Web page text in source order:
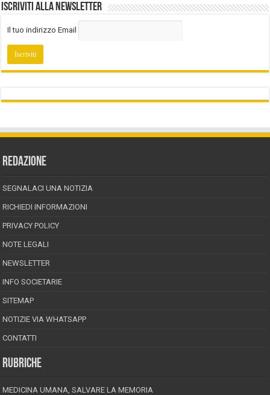
Iscriviti alla Newsletter
Il tuo indirizzo Email
REDAZIONE
SEGNALACI UNA NOTIZIA
RICHIEDI INFORMAZIONI
PRIVACY POLICY
NOTE LEGALI
NEWSLETTER
INFO SOCIETARIE
SITEMAP
NOTIZIE VIA WHATSAPP
CONTATTI
RUBRICHE
MEDICINA UMANA, SALVARE LA MEMORIA